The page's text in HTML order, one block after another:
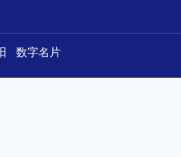
数字名片